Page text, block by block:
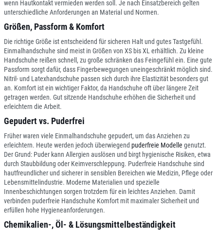
wenn Hautkontakt vermieden werden soll. Je nach Einsatzbereich gelten
unterschiedliche Anforderungen an Material und Normen.
Größen, Passform & Komfort
Die richtige Größe ist entscheidend für sicheren Halt und gutes Tastgefühl.
Einmalhandschuhe sind meist in Größen von XS bis XL erhältlich. Zu kleine
Handschuhe reißen schnell, zu große schränken das Feingefühl ein. Eine gute
Passform sorgt dafür, dass Fingerbewegungen uneingeschränkt möglich sind.
Nitril- und Latexhandschuhe passen sich durch ihre Elastizität besonders gut
an. Komfort ist ein wichtiger Faktor, da Handschuhe oft über längere Zeit
getragen werden. Gut sitzende Handschuhe erhöhen die Sicherheit und
erleichtern die Arbeit.
Gepudert vs. Puderfrei
Früher waren viele Einmalhandschuhe gepudert, um das Anziehen zu
erleichtern. Heute werden jedoch überwiegend puderfreie Modelle genutzt.
Der Grund: Puder kann Allergien auslösen und birgt hygienische Risiken, etwa
durch Staubbildung oder Keimverschleppung. Puderfreie Handschuhe sind
hautfreundlicher und sicherer in sensiblen Bereichen wie Medizin, Pflege oder
Lebensmittelindustrie. Moderne Materialien und spezielle
Innenbeschichtungen sorgen trotzdem für ein leichtes Anziehen. Damit
verbinden puderfreie Handschuhe Komfort mit maximaler Sicherheit und
erfüllen hohe Hygieneanforderungen.
Chemikalien-, Öl- & Lösungsmittelbeständigkeit